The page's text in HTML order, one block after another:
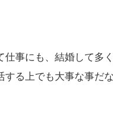
事にも、結婚して多
する上でも大事な事だ